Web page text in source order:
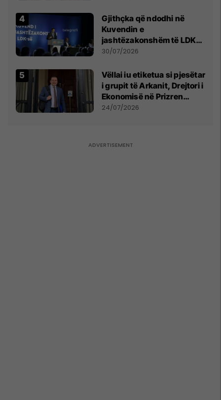
Gjithçka që ndodhi në
Kuvendin e
jashtëzakonshëm të LDK-
së
30/07/2026
Vëllai iu etiketua si pjesëtar
i grupit të Arkanit, Drejtori i
Ekonomisë në Prizren
mohon pretendimet
24/07/2026